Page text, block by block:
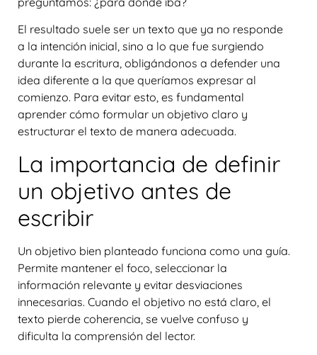
El resultado suele ser un texto que ya no responde
a la intención inicial, sino a lo que fue surgiendo
durante la escritura, obligándonos a defender una
idea diferente a la que queríamos expresar al
comienzo. Para evitar esto, es fundamental
aprender cómo formular un objetivo claro y
estructurar el texto de manera adecuada.
La importancia de definir
un objetivo antes de
escribir
Un objetivo bien planteado funciona como una guía.
Permite mantener el foco, seleccionar la
información relevante y evitar desviaciones
innecesarias. Cuando el objetivo no está claro, el
texto pierde coherencia, se vuelve confuso y
dificulta la comprensión del lector.